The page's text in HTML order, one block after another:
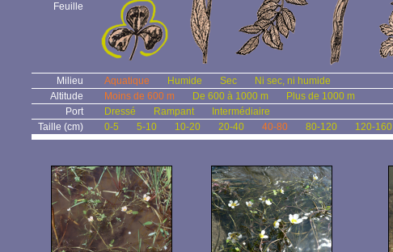
Feuille
Milieu Aquatique Humide Sec
Ni sec, ni humide
Altitude
Moins de 600 m De 600 à 1000 m
Plus de 1000 m
Port
Dressé Rampant
Intermédiaire
Taille (cm)
0-5 5-10 10-20 20-40 40-80 80-120 120-160